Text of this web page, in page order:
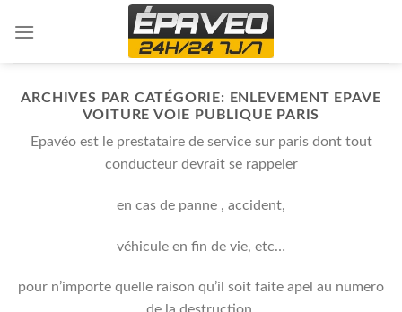
ARCHIVES PAR CATÉGORIE:
ENLEVEMENT EPAVE
VOITURE VOIE PUBLIQUE PARIS
Epavéo est le prestataire de service sur paris dont tout
conducteur devrait se rappeler
en cas de panne , accident,
véhicule en fin de vie, etc…
pour n’importe quelle raison qu’il soit faite apel au numero